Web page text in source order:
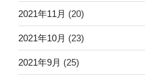
2021年11月 (20)
2021年10月 (23)
2021年9月 (25)